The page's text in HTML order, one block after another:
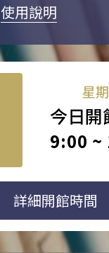
使用說明
星
今日開
9:00 ~
詳細開館時間